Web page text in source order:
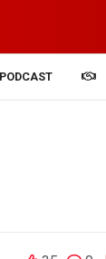
PODCAST